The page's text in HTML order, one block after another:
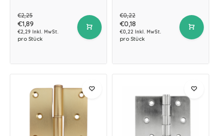
€2,25
€1,89
€2,29 Inkl. MwSt.
pro Stück
€0,22
€0,18
€0,22 Inkl. MwSt.
pro Stück